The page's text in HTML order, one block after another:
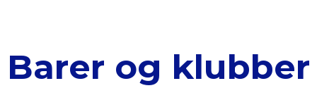
Barer og klubber